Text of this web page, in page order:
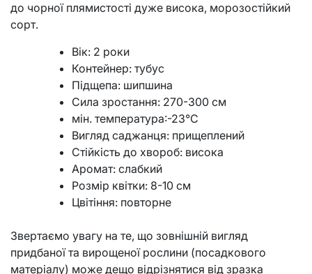
до чорної плямистості дуже висока, морозостійкий
сорт.
Вік: 2 роки
Контейнер: тубус
Підщепа: шипшина
Сила зростання: 270-300 см
мін. температура:-23°C
Вигляд саджанця: прищеплений
Стійкість до хвороб: висока
Аромат: слабкий
Розмір квітки: 8-10 см
Цвітіння: повторне
Звертаємо увагу на те, що зовнішній вигляд
придбаної та вирощеної рослини (посадкового
матеріалу) може дещо відрізнятися від зразка